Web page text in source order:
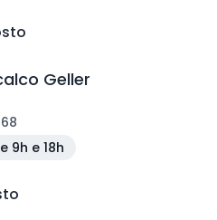
Geller
9h e 18h